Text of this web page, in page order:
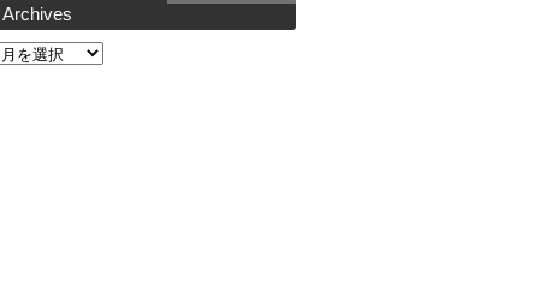
Archives
Archives